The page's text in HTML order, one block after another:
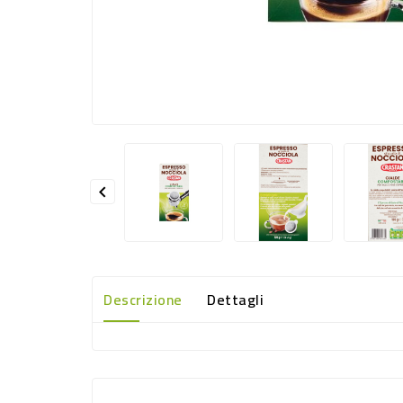

Descrizione Dettagli